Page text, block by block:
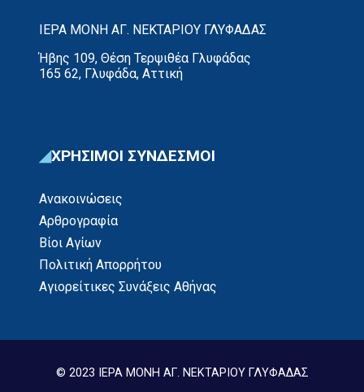
ΙΕΡΑ ΜΟΝΗ ΑΓ. ΝΕΚΤΑΡΙΟΥ ΓΛΥΦΑΔΑΣ
Ήβης 109, Θέση Τερψιθέα Γλυφάδας
165 62, Γλυφάδα, Αττική
ΧΡΗΣΙΜΟΙ ΣΥΝΔΕΣΜΟΙ
Ανακοινώσεις
Αρθρογραφία
Βίοι Αγίων
Πολιτική Απορρήτου
Αγιορείτικες Συνάξεις Αθήνας
© 2023 ΙΕΡΑ ΜΟΝΗ ΑΓ. ΝΕΚΤΑΡΙΟΥ ΓΛΥΦΑΔΑΣ